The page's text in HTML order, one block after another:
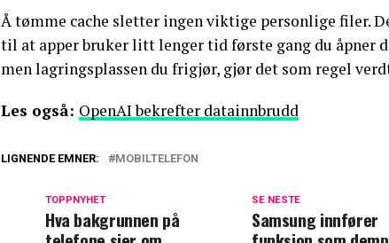
Å tømme cache sletter ingen viktige personlige filer.
til at apper bruker litt lenger tid første gang du åpner
men lagringsplassen du frigjør, gjør det som regel
Les også: OpenAI bekrefter datainnbrudd
LIGNENDE EMNER: MOBILTELEFON
SE NESTE
Samsung innfører
TOPPNYHET
Hva bakgrunnen på